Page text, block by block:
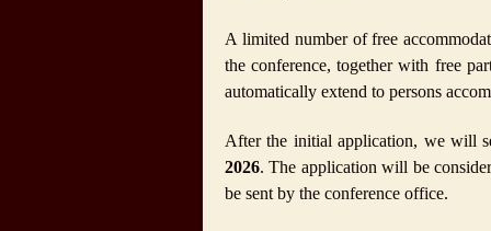
A limited number of free
the conference, together with free
automatically extend to persons
After the initial application, we will
2026. The application will be
be sent by the conference office.